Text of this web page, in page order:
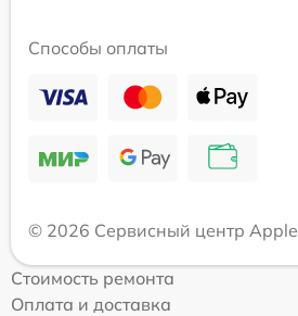
Способы оплаты
© 2026 Сервисный центр Apple
Стоимость ремонта
Оплата и доставка